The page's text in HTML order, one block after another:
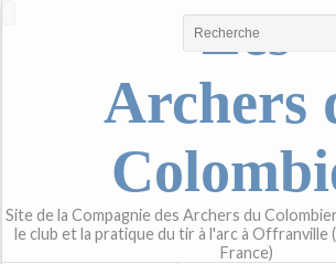
Les
Archers
Site de la Compagnie des Archers du
le club et la pratique du tir à l'arc à Offranville
France)